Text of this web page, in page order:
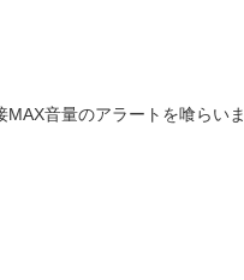
音量のアラートを喰らいま